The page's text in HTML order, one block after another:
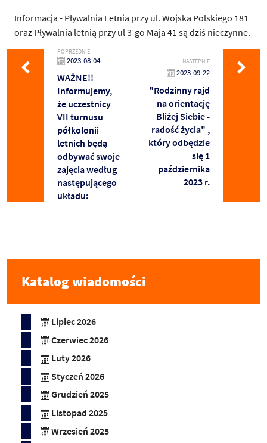
Informacja - Pływalnia Letnia przy ul. Wojska Polskiego 181
oraz Pływalnia letnią przy ul 3-go Maja 41 są dziś nieczynne.
POPRZEDNIE
2023-08-04
WAŻNE!!
Informujemy,
że uczestnicy
VII turnusu
półkolonii
letnich będą
odbywać swoje
zajęcia według
następującego
układu:
NASTĘPNIE
2023-09-22
"Rodzinny rajd
na orientację
Bliżej Siebie -
radość życia" ,
który odbędzie
się 1
października
2023 r.
Katalog wiadomości
Lipiec 2026
Czerwiec 2026
Luty 2026
Styczeń 2026
Grudzień 2025
Listopad 2025
Wrzesień 2025